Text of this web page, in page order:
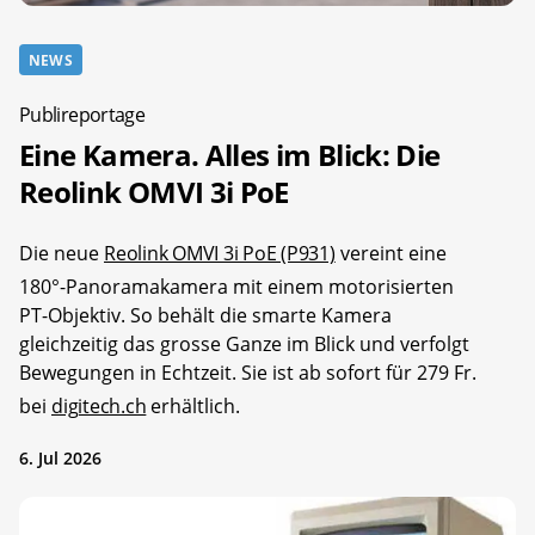
NEWS
Publireportage
Eine Kamera. Alles im Blick: Die
Reolink OMVI 3i PoE
Die neue Reolink OMVI 3i PoE (P931) vereint eine
180°-Panoramakamera mit einem motorisierten
PT-Objektiv. So behält die smarte Kamera
gleichzeitig das grosse Ganze im Blick und verfolgt
Bewegungen in Echtzeit. Sie ist ab sofort für 279 Fr.
bei digitech.ch erhältlich.
6. Jul 2026